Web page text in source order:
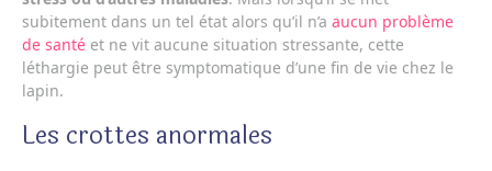
subitement dans un tel état alors qu’il n’a aucun problème
de santé et ne vit aucune situation stressante, cette
léthargie peut être symptomatique d’une fin de vie chez le
lapin.
Les crottes anormales